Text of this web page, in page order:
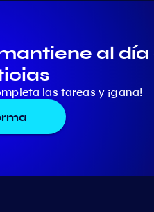
al día
las tareas y ¡gana!